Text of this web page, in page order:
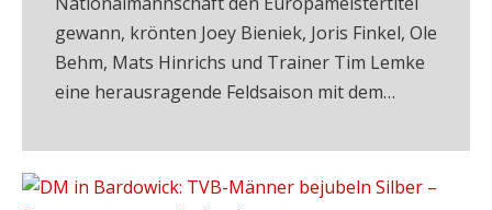
gewann, krönten Joey Bieniek, Joris Finkel, Ole
Behm, Mats Hinrichs und Trainer Tim Lemke
eine herausragende Feldsaison mit dem…